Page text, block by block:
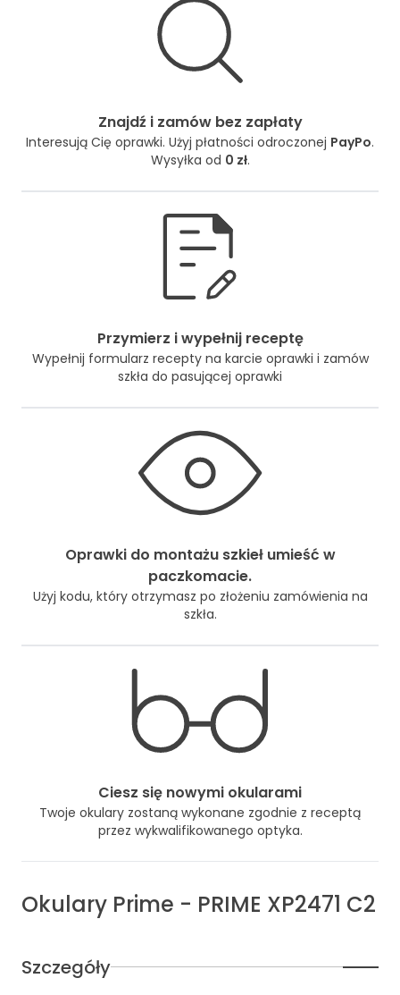
Znajdź i zamów bez zapłaty
Interesują Cię oprawki. Użyj płatności odroczonej PayPo.
Wysyłka od 0 zł.
Przymierz i wypełnij receptę
Wypełnij formularz recepty na karcie oprawki i zamów
szkła do pasującej oprawki
Oprawki do montażu szkieł umieść w
paczkomacie.
Użyj kodu, który otrzymasz po złożeniu zamówienia na
szkła.
Ciesz się nowymi okularami
Twoje okulary zostaną wykonane zgodnie z receptą
przez wykwalifikowanego optyka.
Okulary Prime - PRIME XP2471 C2
Szczegóły